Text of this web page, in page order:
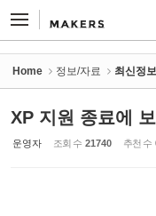
Home 정보/자료 최신정보
XP 지원 종료에
운영자 조회 수 21740 추천 수